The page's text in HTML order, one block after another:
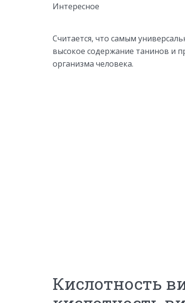
Интересное
Считается, что самым
высокое содержание танинов и
организма человека.
Кислотность